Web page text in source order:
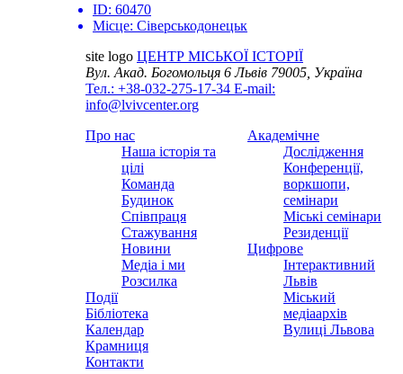
ID: 60470
Місце: Сіверськодонецьк
site logo ЦЕНТР МІСЬКОЇ ІСТОРІЇ
Вул. Акад. Богомольця 6Львів 79005, Україна
Тел.: +38-032-275-17-34 E-mail:
info@lvivcenter.org
Про нас
Наша історія та
цілі
Команда
Будинок
Співпраця
Стажування
Новини
Медіа і ми
Розсилка
Події
Бібліотека
Календар
Крамниця
Контакти
Академічне
Дослідження
Конференції,
воркшопи,
семінари
Міські семінари
Резиденції
Цифрове
Інтерактивний
Львів
Міський
медіаархів
Вулиці Львова